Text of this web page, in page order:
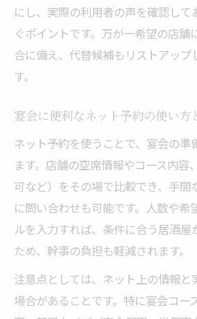
にし、実際の利用者の声を確認し
ぐポイントです。万が一希望の店舗
合に備え、代替候補もリストアップ
す。
宴会に便利なネット予約の使い方
ネット予約を使うことで、宴会の準
ます。店舗の空席情報やコース内容
可など）をその場で比較でき、手間
に問い合わせも可能です。人数や希
ルを入力すれば、条件に合う居酒屋
ため、幹事の負担も軽減されます。
注意点としては、ネット上の情報と
場合があることです。特に宴会コー